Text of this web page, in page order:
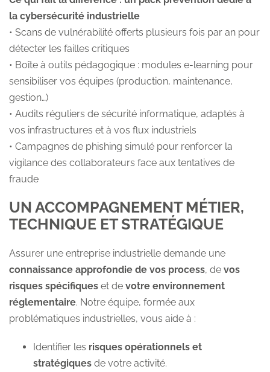
la cybersécurité industrielle
• Scans de vulnérabilité offerts plusieurs fois par an pour
détecter les failles critiques
• Boîte à outils pédagogique : modules e-learning pour
sensibiliser vos équipes (production, maintenance,
gestion…)
• Audits réguliers de sécurité informatique, adaptés à
vos infrastructures et à vos flux industriels
• Campagnes de phishing simulé pour renforcer la
vigilance des collaborateurs face aux tentatives de
fraude
UN ACCOMPAGNEMENT MÉTIER,
TECHNIQUE ET STRATÉGIQUE
Assurer une entreprise industrielle demande une
connaissance approfondie de vos process, de vos
risques spécifiqueset de votre environnement
réglementaire. Notre équipe, formée aux
problématiques industrielles, vous aide à :
Identifier les risques opérationnels et
stratégiquesde votre activité.